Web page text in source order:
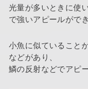
光量が多いときに使
で強いアピールができ
小魚に似ていること
などがあり、
鱗の反射などでアピ